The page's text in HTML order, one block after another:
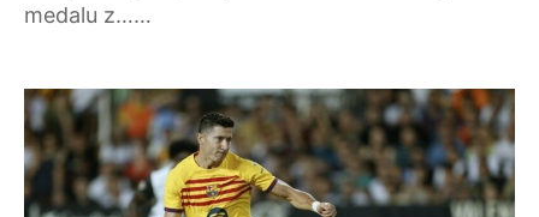
medalu z……